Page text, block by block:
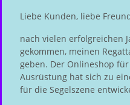
Liebe Kunden, liebe
nach vielen erfolgreichen
gekommen, meinen
geben. Der Onlineshop
Ausrüstung hat sich zu
für die Segelszene